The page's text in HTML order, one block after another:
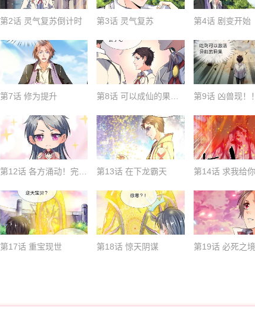
第2话 灵气复苏倒计时 第3话 灵气复苏 第4话 剧变开始
第7话 修为提升 第8话 可以成仙的果子！ 第9话 凶兽现！！
第13话 在下龙霸天
第17话 重宝现世 第18话 惊天阴谋 第19话 必死之境